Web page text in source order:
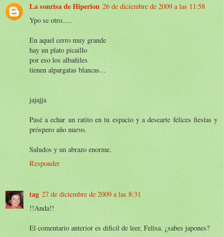
La sonrisa de Hiperion 26 de diciembre de 2009 a las 11:58
Ypo se otro.....
En aquel cerro muy grande
hay un plato picaillo
por eso los albañiles
tienen alpargatas blancas...
jajajja
Pasé a echar un ratito en tu espacio y a desearte felices fiestas y
próspero año nuevo.
Saludos y un abrazo enorme.
Responder
tag 27 de diciembre de 2009 a las 8:31
!!Anda!!
El comentario anterior es dificil de leer, Felisa. ¿sabes japones?